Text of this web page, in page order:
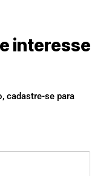
interesse
cadastre-se para